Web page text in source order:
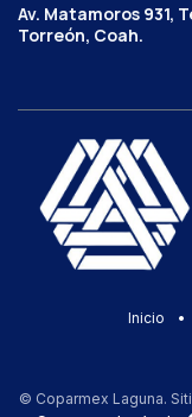
Av. Matamoros 931,
Torreón, Coah.
Inicio •
© Coparmex Laguna.